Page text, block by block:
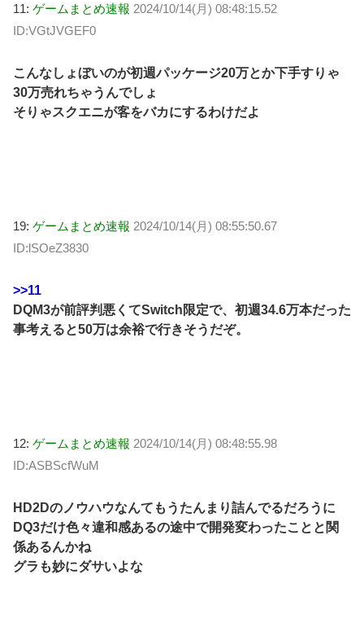
11: ゲームまとめ速報 2024/10/14(月) 08:48:15.52
ID:VGtJVGEF0
こんなしょぼいのが初週パッケージ20万とか下手すりゃ
30万売れちゃうんでしょ
そりゃスクエニが客をバカにするわけだよ
19: ゲームまとめ速報 2024/10/14(月) 08:55:50.67
ID:lSOeZ3830
>>11
DQM3が前評判悪くてSwitch限定で、初週34.6万本だった
事考えると50万は余裕で行きそうだぞ。
12: ゲームまとめ速報 2024/10/14(月) 08:48:55.98
ID:ASBScfWuM
HD2Dのノウハウなんてもうたんまり詰んでるだろうに
DQ3だけ色々違和感あるの途中で開発変わったことと関
係あるんかね
グラも妙にダサいよな